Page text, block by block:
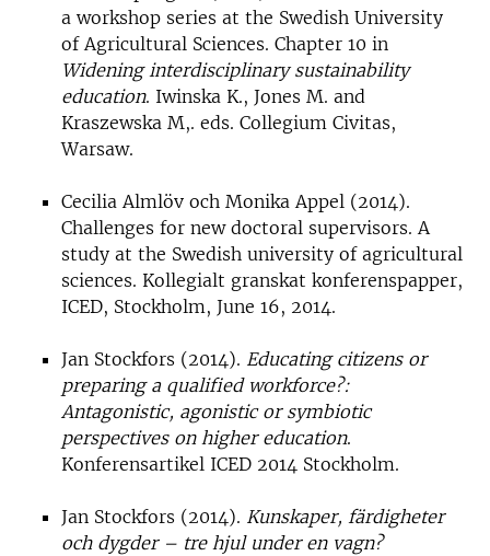
a workshop series at the Swedish University
of Agricultural Sciences. Chapter 10 in
Widening interdisciplinary sustainability
education. Iwinska K., Jones M. and
Kraszewska M,. eds. Collegium Civitas,
Warsaw.
Cecilia Almlöv och Monika Appel (2014).
Challenges for new doctoral supervisors. A
study at the Swedish university of agricultural
sciences. Kollegialt granskat konferenspapper,
ICED, Stockholm, June 16, 2014.
Jan Stockfors (2014). Educating citizens or
preparing a qualified workforce?:
Antagonistic, agonistic or symbiotic
perspectives on higher education.
Konferensartikel ICED 2014 Stockholm.
Jan Stockfors (2014). Kunskaper, färdigheter
och dygder – tre hjul under en vagn?